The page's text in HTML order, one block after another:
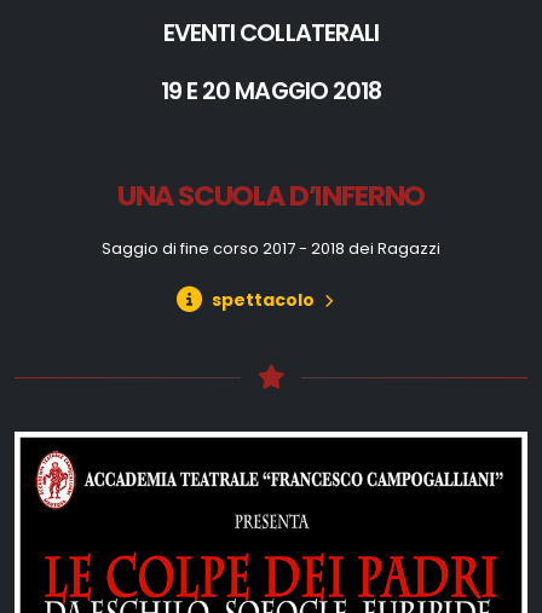
EVENTI COLLATERALI
19 E 20 MAGGIO 2018
UNA SCUOLA D’INFERNO
Saggio di fine corso 2017 - 2018 dei Ragazzi
spettacolo